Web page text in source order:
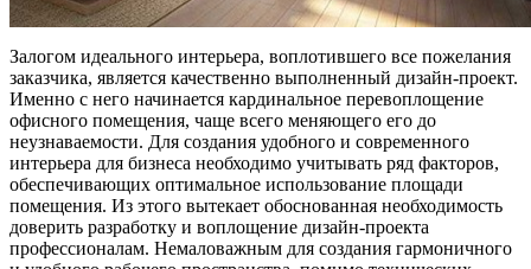
Залогом идеального интерьера, воплотившего все пожелания
заказчика, является качественно выполненный дизайн-проект.
Именно с него начинается кардинальное перевоплощение
офисного помещения, чаще всего меняющего его до
неузнаваемости. Для создания удобного и современного
интерьера для бизнеса необходимо учитывать ряд факторов,
обеспечивающих оптимальное использование площади
помещения. Из этого вытекает обоснованная необходимость
доверить разработку и воплощение дизайн-проекта
профессионалам. Немаловажным для создания гармоничного